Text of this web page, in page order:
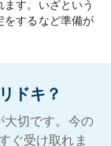
す。いざという
をするなど準備が
ドキ？
大切です。今の
ぐ受け取れま